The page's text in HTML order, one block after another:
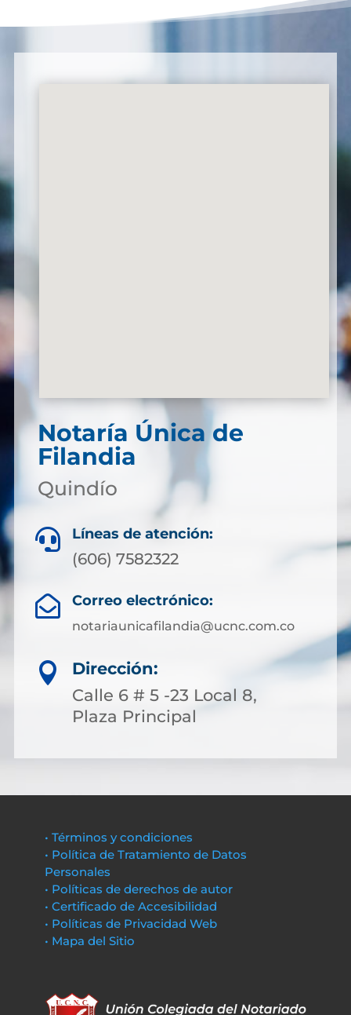
Notaría Única de
Filandia
Quindío
 Líneas de atención:
(606) 7582322
 Correo electrónico:
notariaunicafilandia@ucnc.com.co

Dirección:
Calle 6 # 5 -23 Local 8,
Plaza Principal
• Términos y condiciones
• Política de Tratamiento de Datos
Personales
• Políticas de derechos de autor
• Certificado de Accesibilidad
• Políticas de Privacidad Web
• Mapa del Sitio